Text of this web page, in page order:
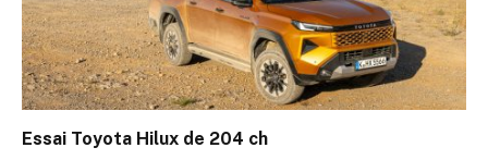
Essai Toyota Hilux de 204 ch